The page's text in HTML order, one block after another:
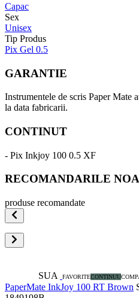
Capac
Sex
Unisex
Tip Produs
Pix Gel 0.5
GARANTIE
Instrumentele de scris Paper Mate
la data fabricarii.
CONTINUT
- Pix Inkjoy 100 0.5 XF
RECOMANDARILE
produse recomandate
SUA FAVORITECONTINUU
PaperMate InkJoy 100 RT Brown